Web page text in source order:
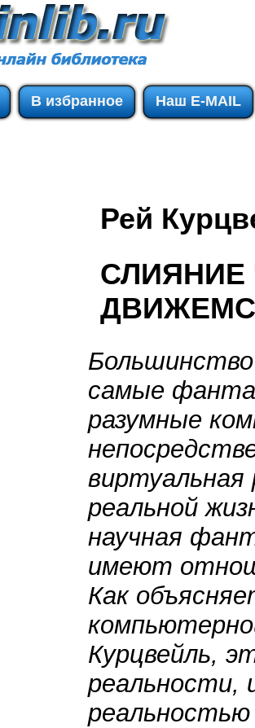
В избранное Наш E-MAIL
Рей
самые
разумные
реальной
научная
имеют
Как
Курцвейль,
реальности,
реальностью